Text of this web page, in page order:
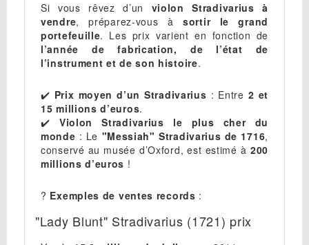
Si vous rêvez d’un violon Stradivarius à
vendre, préparez-vous àsortir le grand
portefeuille. Les prix varient en fonction de
l’année de fabrication, de l’état de
l’instrument et de son histoire.
✔️ Prix moyen d’un Stradivarius : Entre 2 et
15 millions d’euros.
✔️ Violon Stradivarius le plus cher du
monde : Le "Messiah" Stradivarius de 1716,
conservé au musée d’Oxford, est estimé à 200
millions d’euros !
? Exemples de ventes records :
"Lady Blunt" Stradivarius (1721) prix